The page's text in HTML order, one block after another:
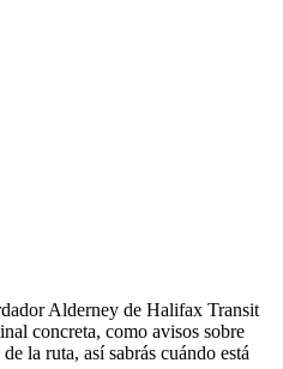
Alderney de Halifax Transit
concreta, como avisos sobre
la ruta, así sabrás cuándo está